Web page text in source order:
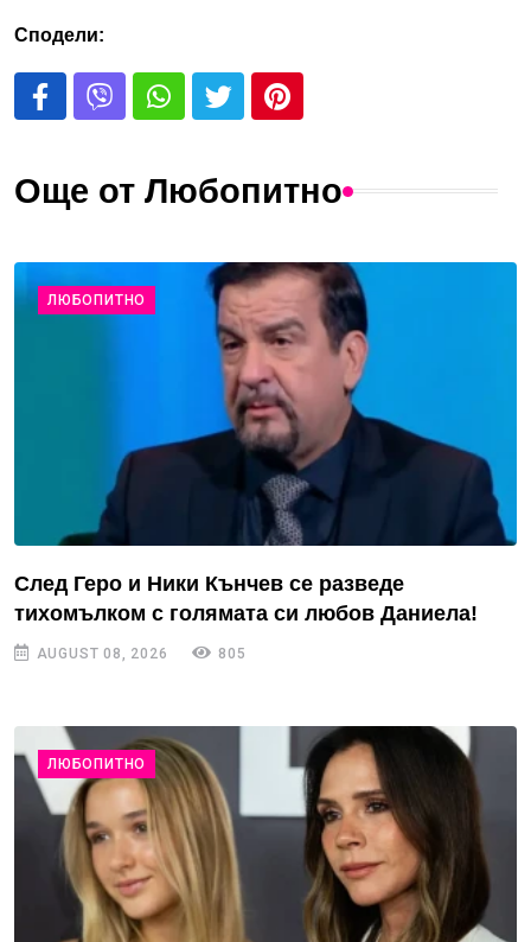
Сподели:
Още от Любопитно
ЛЮБОПИТНО
След Геро и Ники Кънчев се разведе
тихомълком с голямата си любов Даниела!
AUGUST 08, 2026 805
ЛЮБОПИТНО